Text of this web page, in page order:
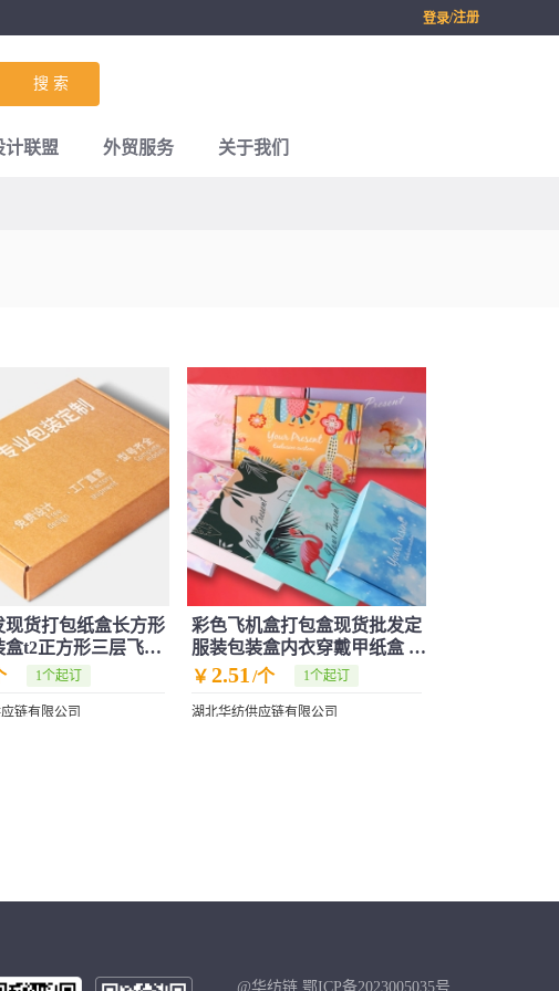
登录/注册
搜 索
计联盟 外贸服务 关于我们
现货打包纸盒长方形
盒t2正方形三层飞机
1个起订
链有限公司
彩色飞机盒打包盒现货批发定
服装包装盒内衣穿戴甲纸盒 快
递纸箱制
￥ 2.51 /个 1个起订
湖北华纺供应链有限公司
@华纺链 鄂ICP备2023005035号